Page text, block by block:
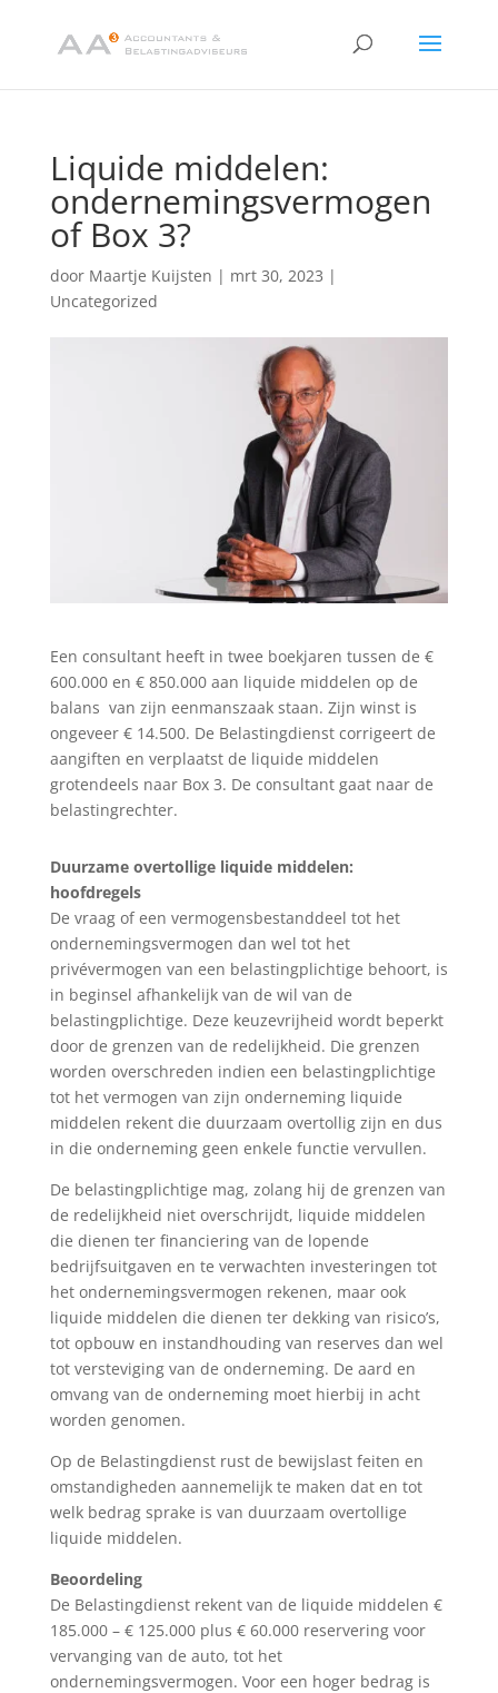
Liquide middelen:
ondernemingsvermogen
of Box 3?
door Maartje Kuijsten | mrt 30, 2023 |
Uncategorized
Een consultant heeft in twee boekjaren tussen de €
600.000 en € 850.000 aan liquide middelen op de
balans van zijn eenmanszaak staan. Zijn winst is
ongeveer € 14.500. De Belastingdienst corrigeert de
aangiften en verplaatst de liquide middelen
grotendeels naar Box 3. De consultant gaat naar de
belastingrechter.
Duurzame overtollige liquide middelen:
hoofdregels
De vraag of een vermogensbestanddeel tot het
ondernemingsvermogen dan wel tot het
privévermogen van een belastingplichtige behoort, is
in beginsel afhankelijk van de wil van de
belastingplichtige. Deze keuzevrijheid wordt beperkt
door de grenzen van de redelijkheid. Die grenzen
worden overschreden indien een belastingplichtige
tot het vermogen van zijn onderneming liquide
middelen rekent die duurzaam overtollig zijn en dus
in die onderneming geen enkele functie vervullen.
De belastingplichtige mag, zolang hij de grenzen van
de redelijkheid niet overschrijdt, liquide middelen
die dienen ter financiering van de lopende
bedrijfsuitgaven en te verwachten investeringen tot
het ondernemingsvermogen rekenen, maar ook
liquide middelen die dienen ter dekking van risico’s,
tot opbouw en instandhouding van reserves dan wel
tot versteviging van de onderneming. De aard en
omvang van de onderneming moet hierbij in acht
worden genomen.
Op de Belastingdienst rust de bewijslast feiten en
omstandigheden aannemelijk te maken dat en tot
welk bedrag sprake is van duurzaam overtollige
liquide middelen.
Beoordeling
De Belastingdienst rekent van de liquide middelen €
185.000 – € 125.000 plus € 60.000 reservering voor
vervanging van de auto, tot het
ondernemingsvermogen. Voor een hoger bedrag is